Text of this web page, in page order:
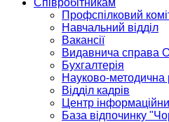
Співробітникам
Профспілковий
Навчальний відділ
Вакансії
Видавнича справа
Бухгалтерія
Науково-методична
Відділ кадрів
Центр
База відпочинку